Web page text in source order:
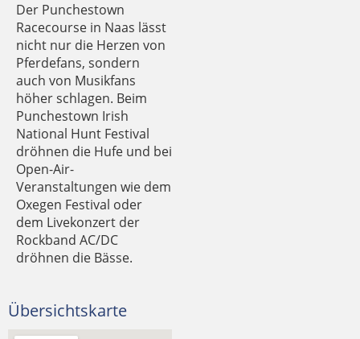
Der Punchestown
Racecourse in Naas lässt
nicht nur die Herzen von
Pferdefans, sondern
auch von Musikfans
höher schlagen. Beim
Punchestown Irish
National Hunt Festival
dröhnen die Hufe und bei
Open-Air-
Veranstaltungen wie dem
Oxegen Festival oder
dem Livekonzert der
Rockband AC/DC
dröhnen die Bässe.
Übersichtskarte